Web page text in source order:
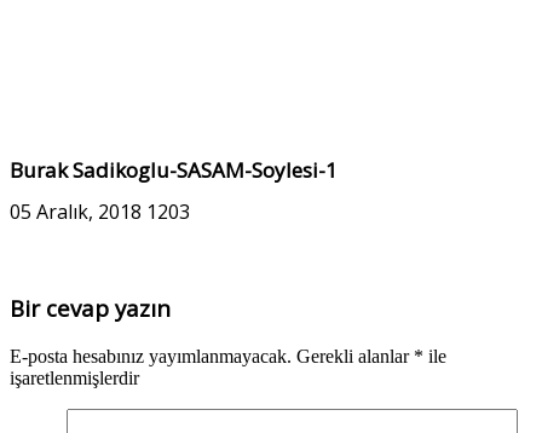
Burak Sadikoglu-SASAM-Soylesi-1
05 Aralık, 2018 1203
Bir cevap yazın
E-posta hesabınız yayımlanmayacak. Gerekli alanlar * ile
işaretlenmişlerdir